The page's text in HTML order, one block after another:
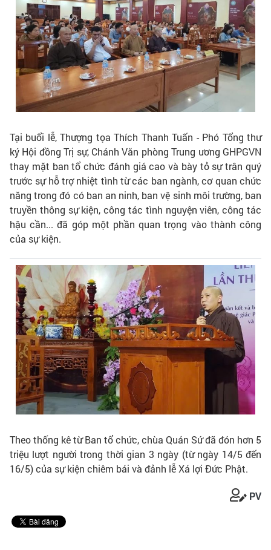
Tại buổi lễ, Thượng tọa Thích Thanh Tuấn - Phó Tổng thư
ký Hội đồng Trị sự, Chánh Văn phòng Trung ương GHPGVN
thay mặt ban tổ chức đánh giá cao và bày tỏ sự trân quý
trước sự hỗ trợ nhiệt tình từ các ban ngành, cơ quan chức
năng trong đó có ban an ninh, ban vệ sinh môi trường, ban
truyền thông sự kiện, công tác tình nguyện viên, công tác
hậu cần... đã góp một phần quan trọng vào thành công
của sự kiện.
Theo thống kê từ Ban tổ chức, chùa Quán Sứ đã đón hơn 5
triệu lượt người trong thời gian 3 ngày (từ ngày 14/5 đến
16/5) của sự kiện chiêm bái và đảnh lễ Xá lợi Đức Phật.
PV